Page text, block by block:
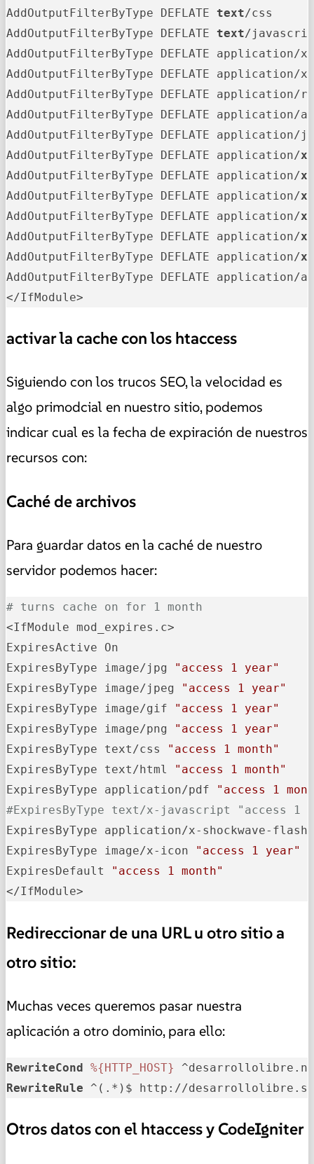
AddOutputFilterByType DEFLATE text/css
AddOutputFilterByType DEFLATE text/
AddOutputFilterByType DEFLATE application/
AddOutputFilterByType DEFLATE application/
AddOutputFilterByType DEFLATE application/
AddOutputFilterByType DEFLATE application/
AddOutputFilterByType DEFLATE application/
AddOutputFilterByType DEFLATE application/x
AddOutputFilterByType DEFLATE application/x
AddOutputFilterByType DEFLATE application/x
AddOutputFilterByType DEFLATE application/x
AddOutputFilterByType DEFLATE application/x
AddOutputFilterByType DEFLATE application/x
AddOutputFilterByType DEFLATE
activar la cache con los htaccess
Siguiendo con los trucos SEO, la velocidad es
algo primodcial en nuestro sitio, podemos
indicar cual es la fecha de expiración de nuestros
recursos con:
Caché de archivos
Para guardar datos en la caché de nuestro
servidor podemos hacer:
# turns cache on for 1 month
<IfModule mod_expires.c>
ExpiresActive On
ExpiresByType image/jpg
"access 1 year"
ExpiresByType image/jpeg
"access 1 year"
ExpiresByType image/gif
"access 1 year"
ExpiresByType image/png
"access 1 year"
ExpiresByType text/css
"access 1 month"
ExpiresByType text/html
"access 1 month"
ExpiresByType application/pdf
"access 1
#ExpiresByType text/x-javascript "access 1
ExpiresByType application/x-shockwave-flash
ExpiresByType image/x-icon
"access 1 year"
ExpiresDefault
"access 1 month"
</IfModule>
Redireccionar de una URL u otro sitio a
otro sitio:
Muchas veces queremos pasar nuestra
aplicación a otro dominio, para ello:
RewriteCond %{HTTP_HOST}
RewriteRule ^(.*)$ http://
Otros datos con el htaccess y CodeIgniter